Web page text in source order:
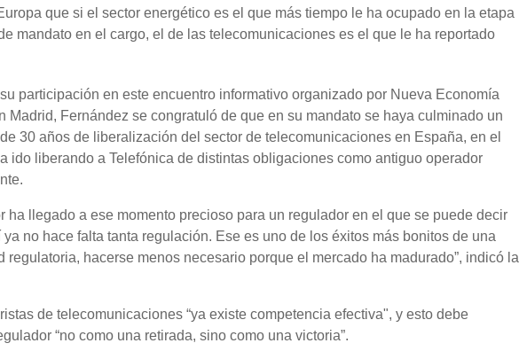
que si el sector energético es el que más tiempo le ha ocupado en la etapa
mandato en el cargo, el de las telecomunicaciones es el que le ha reportado
participación en este encuentro informativo organizado por Nueva Economía
Madrid, Fernández se congratuló de que en su mandato se haya culminado un
30 años de liberalización del sector de telecomunicaciones en España, en el
ido liberando a Telefónica de distintas obligaciones como antiguo operador
ha llegado a ese momento precioso para un regulador en el que se puede decir
ya no hace falta tanta regulación. Ese es uno de los éxitos más bonitos de una
regulatoria, hacerse menos necesario porque el mercado ha madurado”, indicó la
de telecomunicaciones “ya existe competencia efectiva", y esto debe
“no como una retirada, sino como una victoria”.